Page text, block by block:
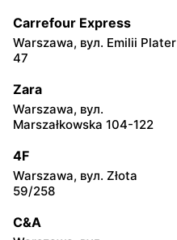
Polskich 9
Groszek
1/80
Groszek
Wiślana 32E
Groszek
II 108
Carrefour Express
Warszawa, вул. Emilii Plater
47
Zara
Warszawa, вул.
Marszałkowska 104-122
4F
Warszawa, вул. Złota
59/258
C&A